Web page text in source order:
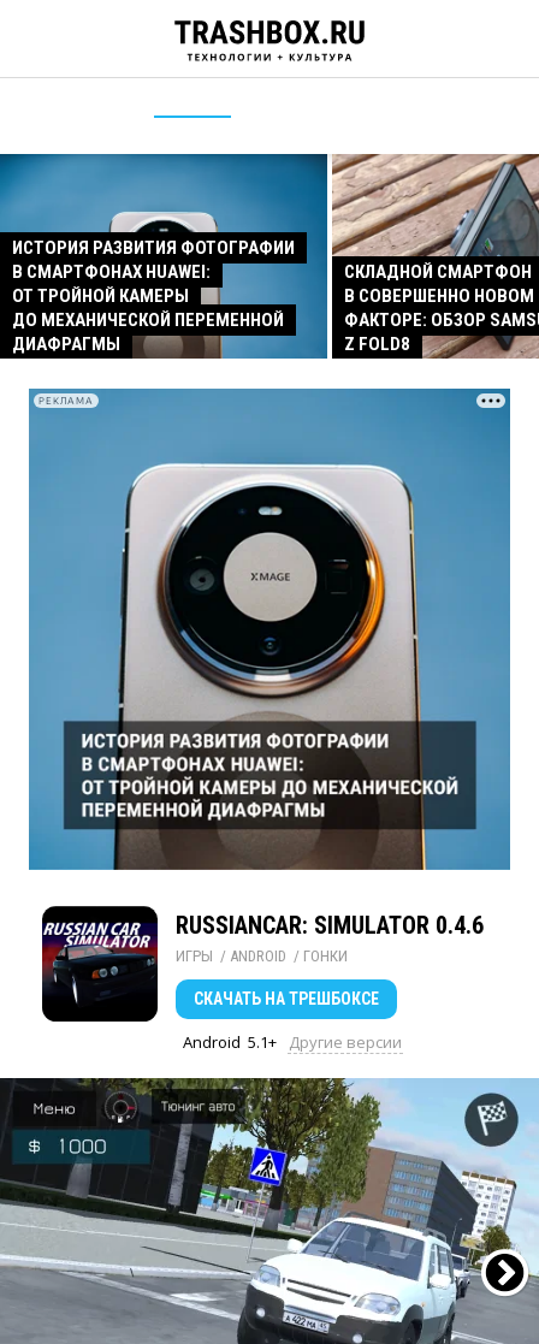
ИСТОРИЯ РАЗВИТИЯ ФОТОГРАФИИ
В СМАРТФОНАХ HUAWEI:
ОТ ТРОЙНОЙ КАМЕРЫ
ДО МЕХАНИЧЕСКОЙ ПЕРЕМЕННОЙ
ДИАФРАГМЫ
СКЛАДНОЙ СМАРТФОН
В СОВЕРШЕННО
ФАКТОРЕ: ОБЗОР
Z FOLD8
РЕКЛАМА
RUSSIANCAR: SIMULATOR 0.4.6
ИГРЫ / ANDROID / ГОНКИ
СКАЧАТЬ НА ТРЕШБОКСЕ
Android 5.1+ Другие версии